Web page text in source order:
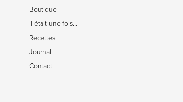
Boutique
Il était une fois…
Recettes
Journal
Contact